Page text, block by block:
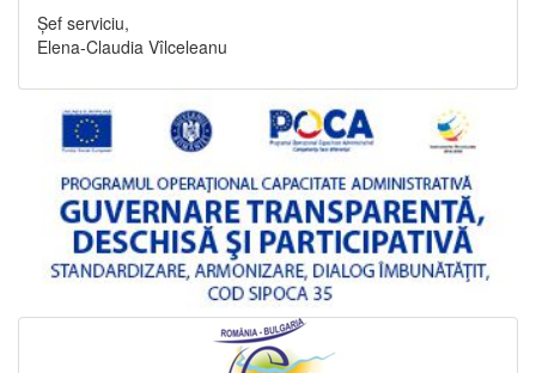
Șef serviciu,
Elena-Claudia Vîlceleanu